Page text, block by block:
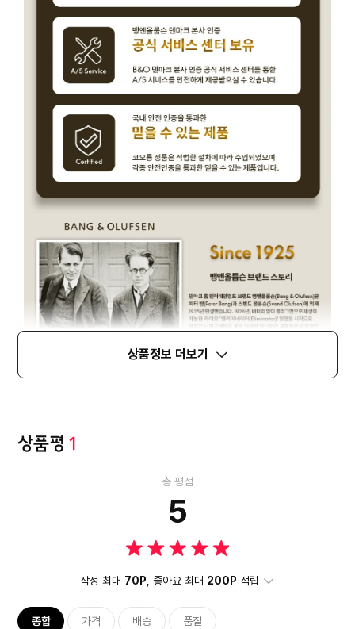
상품정보 더보기
상품평 1
총 평점
5
작성 최대 70P , 좋아요 최대 200P 적립
종합 가격 배송 품질